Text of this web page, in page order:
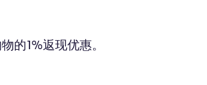
的1%返现优惠。